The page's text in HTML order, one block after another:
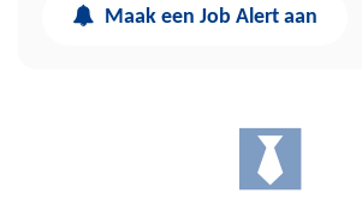
Maak een Job Alert aan